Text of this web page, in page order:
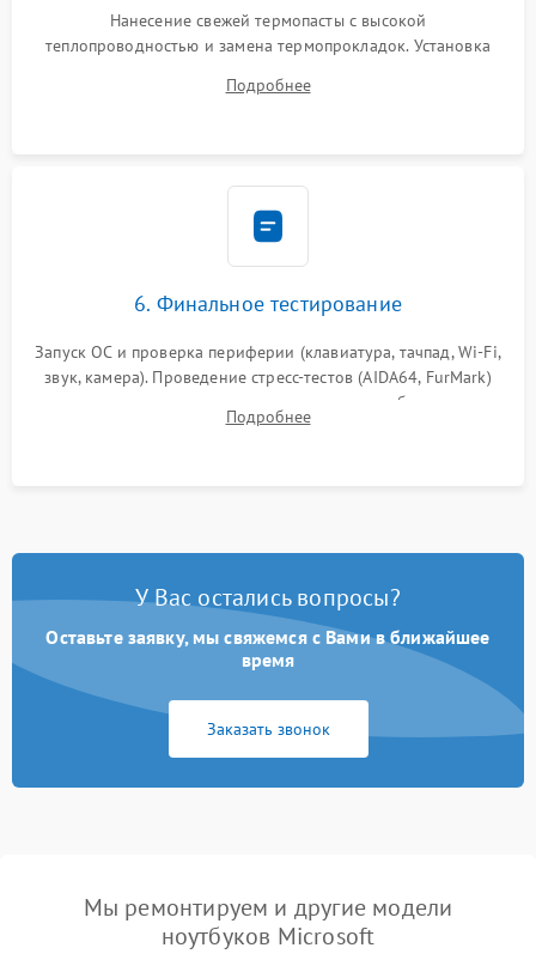
Нанесение свежей термопасты с высокой
теплопроводностью и замена термопрокладок. Установка
шлейфов, модулей памяти и накопителей. Предварительная
Подробнее
6. Финальное тестирование
Запуск ОС и проверка периферии (клавиатура, тачпад, Wi-Fi,
звук, камера). Проведение стресс-тестов (AIDA64, FurMark)
для контроля температурного режима и стабильности
системы под пиковой нагрузкой.
Подробнее
У Вас остались вопросы?
Оставьте заявку, мы свяжемся с Вами в ближайшее
время
Заказать звонок
Мы ремонтируем и другие модели
ноутбуков Microsoft